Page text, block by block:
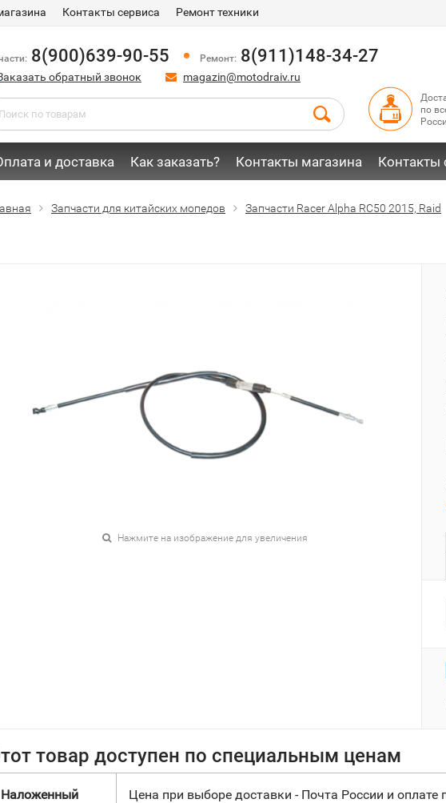
Контакты сервиса Ремонт техники
8(900)639-90-55 Ремонт: 8(911)148-34-27
обратный звонок magazin@motodraiv.ru
по
и доставка Как заказать? Контакты магазина Контакты
Запчасти для китайских мопедов Запчасти Racer Alpha RC50 2015, Raid
Нажмите на изображение для увеличения
товар доступен по специальным ценам
Наложенный
Цена при выборе доставки - Почта России и оплате